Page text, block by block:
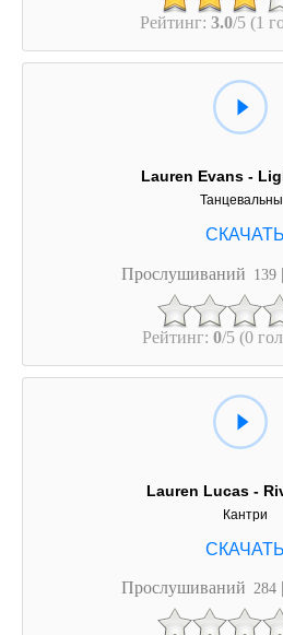
Рейтинг: 3.0/5 (1
Lauren Evans -
Прослушиваний 139
Рейтинг: 0/5 (0
Lauren Lucas -
Кантри
Прослушиваний 284